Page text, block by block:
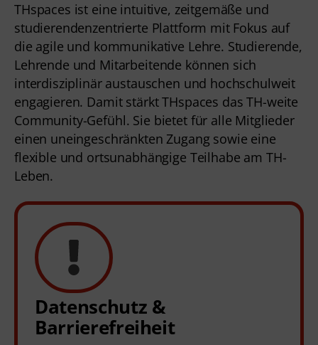
THspaces ist eine intuitive, zeitgemäße und
studierendenzentrierte Plattform mit Fokus auf
die agile und kommunikative Lehre. Studierende,
Lehrende und Mitarbeitende können sich
interdisziplinär austauschen und hochschulweit
engagieren. Damit stärkt THspaces das TH-weite
Community-Gefühl. Sie bietet für alle Mitglieder
einen uneingeschränkten Zugang sowie eine
flexible und ortsunabhängige Teilhabe am TH-
Leben.
Datenschutz &
Barrierefreiheit